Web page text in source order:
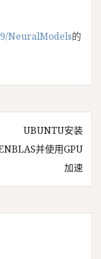
NeuralModels的
UBUNTU安装
并使用GPU
加速